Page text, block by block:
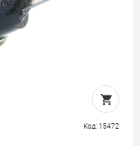
Код: 15472